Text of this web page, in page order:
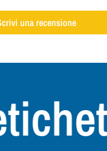
una recensione